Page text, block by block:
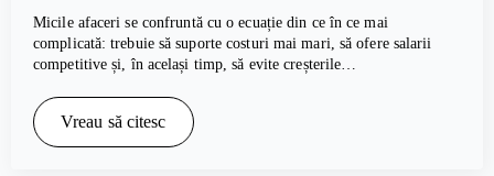
Micile afaceri se confruntă cu o ecuație din ce în ce mai
complicată: trebuie să suporte costuri mai mari, să ofere salarii
competitive și, în același timp, să evite creșterile…
Vreau să citesc